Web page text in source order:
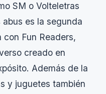
SM o Volteletras
es la segunda
Fun Readers,
creado en
Además de la
y juguetes también